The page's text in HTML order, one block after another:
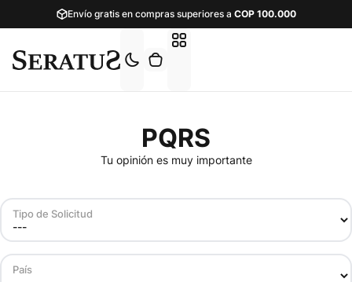
Envío gratis en compras superiores a COP100.000
PQRS
Tu opinión es muy importante
Tipo de Solicitud
País